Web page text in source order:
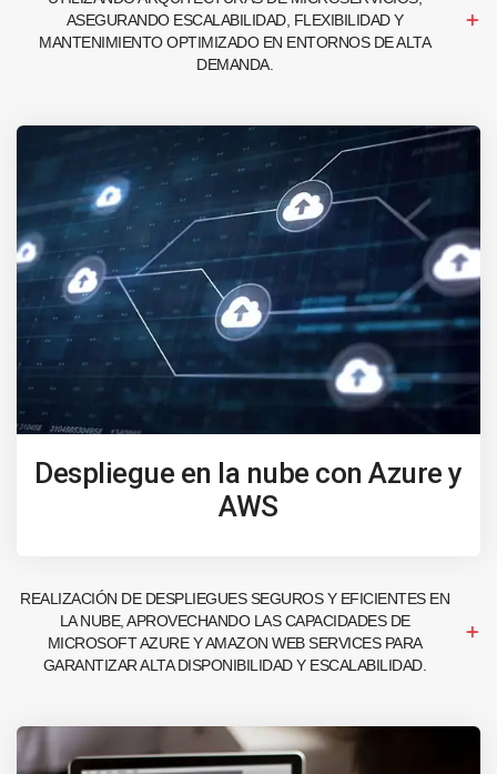
ASEGURANDO ESCALABILIDAD, FLEXIBILIDAD Y
MANTENIMIENTO OPTIMIZADO EN ENTORNOS DE ALTA
DEMANDA.
Despliegue en la nube con Azure y
AWS
REALIZACIÓN DE DESPLIEGUES SEGUROS Y EFICIENTES EN
LA NUBE, APROVECHANDO LAS CAPACIDADES DE
MICROSOFT AZURE Y AMAZON WEB SERVICES PARA
GARANTIZAR ALTA DISPONIBILIDAD Y ESCALABILIDAD.